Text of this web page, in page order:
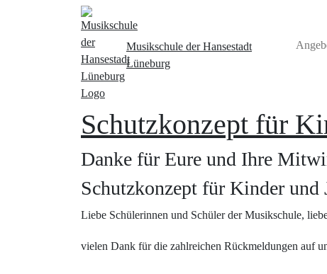
Musikschule der Hansestadt
Lüneburg
Schutzkonzept für
Danke für Eure und Ihre
Schutzkonzept für Kinder und
Liebe Schülerinnen und Schüler der Musikschule,
vielen Dank für die zahlreichen Rückmeldungen auf